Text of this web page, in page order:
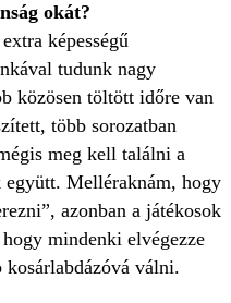
okát?
képességű
tudunk nagy
közösen töltött időre van
több sorozatban
meg kell találni a
Melléraknám, hogy
azonban a játékosok
mindenki elvégezze
válni.